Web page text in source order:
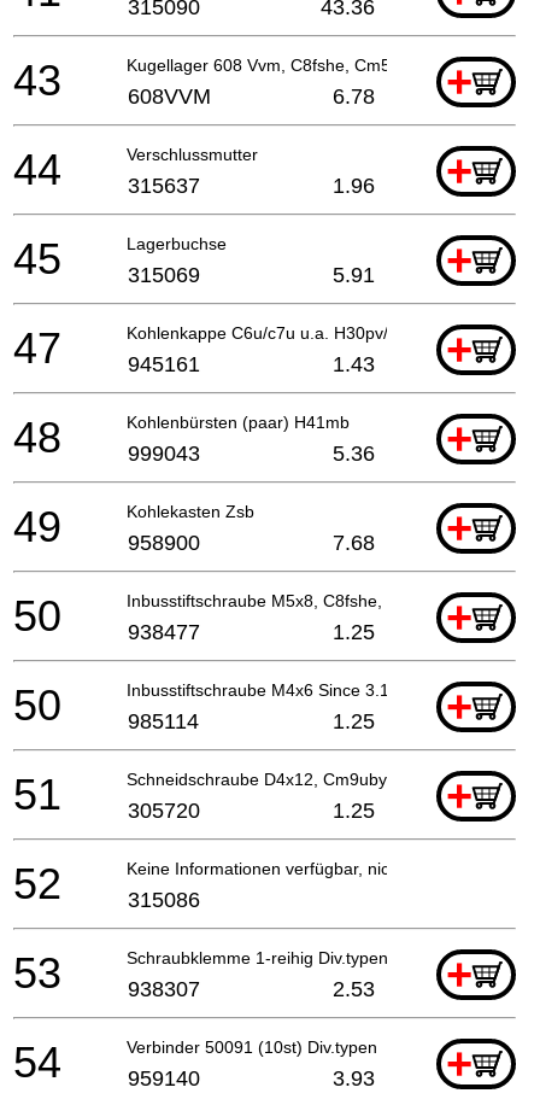
315090 43.36
Kugellager 608 Vvm, C8fshe, Cm5sb, C8fse, H41mb
+
43 608VVM 6.78
Verschlussmutter +
44 315637 1.96
Lagerbuchse +
45 315069 5.91
Kohlenkappe C6u/c7u u.a. H30pv/dh30pc/ H41mb/
+
47 945161 1.43
Kohlenbürsten (paar) H41mb +
48 999043 5.36
Kohlekasten Zsb +
49 958900 7.68
Inbusstiftschraube M5x8, C8fshe, C8fse, H41mb,g23
+
50 938477 1.25
Inbusstiftschraube M4x6 Since 3.1986 +
50 985114 1.25
Schneidschraube D4x12, Cm9uby For Sin,hkg,chn
+
51 305720 1.25
Keine Informationen verfügbar, nicht bestellbar
52 315086
Schraubklemme 1-reihig Div.typen Till 10.1999 For
+
53 938307 2.53
Verbinder 50091 (10st) Div.typen +
54 959140 3.93